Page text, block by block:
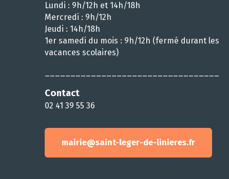
Lundi : 9h/12h et 14h/18h
Mercredi : 9h/12h
Jeudi : 14h/18h
1er samedi du mois : 9h/12h (fermé durant les
vacances scolaires)
Contact
02 41 39 55 36
mairie@saint-leger-de-linieres.fr